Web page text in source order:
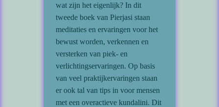
wat zijn het eigenlijk? In dit
tweede boek van Pierjasi staan
meditaties en ervaringen voor het
bewust worden, verkennen en
versterken van piek- en
verlichtingservaringen. Op basis
van veel praktijkervaringen staan
er ook tal van tips in voor mensen
met een overactieve kundalini. Dit